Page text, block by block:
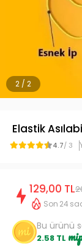
2 / 2
Elastik
4.7/ 3
129,00 TL
Son 24
Bu ürünü
2.58 TL